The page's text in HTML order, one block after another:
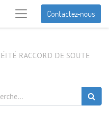
Contactez-nous
RACCORD DE SOUTE